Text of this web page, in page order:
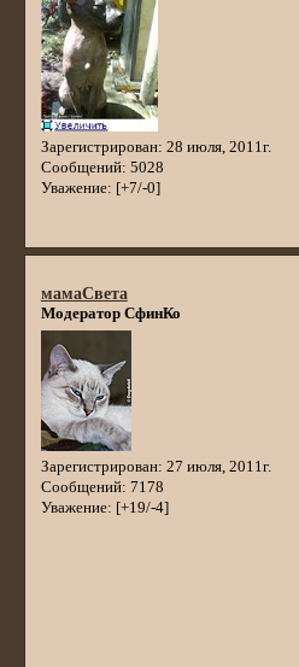
Зарегистрирован: 28 июля, 2011г.
Сообщений: 5028
Уважение: [+7/-0]
мамаСвета
Модератор СфинКо
Зарегистрирован: 27 июля, 2011г.
Сообщений: 7178
Уважение: [+19/-4]